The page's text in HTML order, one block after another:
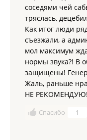
соседями чей
тряслась,
Как итог люди
съезжали, а
мол максимум
нормы звука?! В
защищены!
Жаль, раньше
НЕ РЕКОМЕНДУЮ!
Спасибо 1